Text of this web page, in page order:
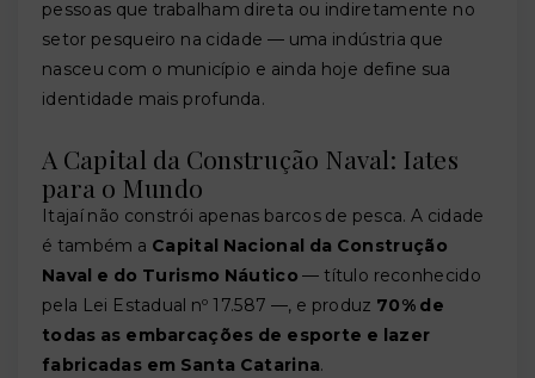
pessoas que trabalham direta ou indiretamente no
setor pesqueiro na cidade — uma indústria que
nasceu com o município e ainda hoje define sua
identidade mais profunda.
A Capital da Construção Naval: Iates
para o Mundo
Itajaí não constrói apenas barcos de pesca. A cidade
é também a Capital Nacional da Construção
Naval e do Turismo Náutico — título reconhecido
pela Lei Estadual nº 17.587 —, e produz 70% de
todas as embarcações de esporte e lazer
fabricadas em Santa Catarina.